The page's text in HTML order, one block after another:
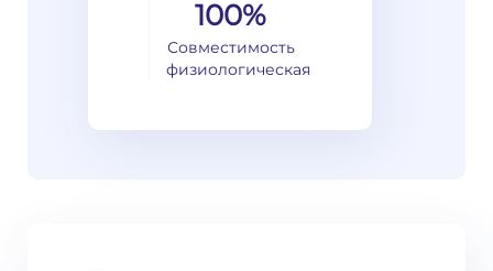
100%
Совместимость
физиологическая